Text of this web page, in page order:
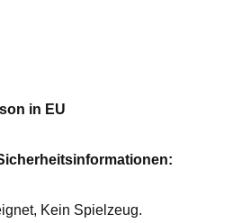
in EU
Kein Spielzeug.